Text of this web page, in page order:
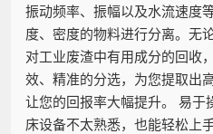
振动频率、振幅以及水流速度
度、密度的物料进行分离。无
对工业废渣中有用成分的回收
效、精准的分选，为您提取出
让您的回报率大幅提升。 易于
床设备不太熟悉，也能轻松上